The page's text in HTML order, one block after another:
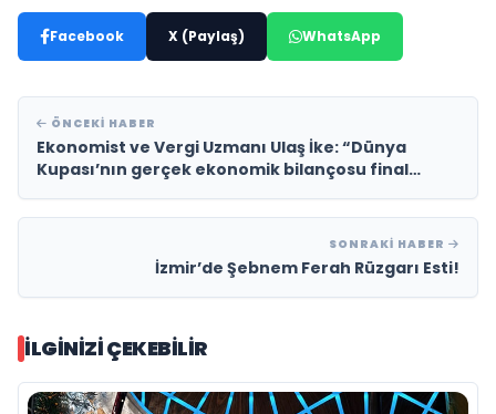
Facebook X (Paylaş) WhatsApp
ÖNCEKI HABER
Ekonomist ve Vergi Uzmanı Ulaş İke: “Dünya
Kupası’nın gerçek ekonomik bilançosu final
SONRAKI HABER
İzmir’de Şebnem Ferah Rüzgarı Esti!
İLGINIZI ÇEKEBILIR